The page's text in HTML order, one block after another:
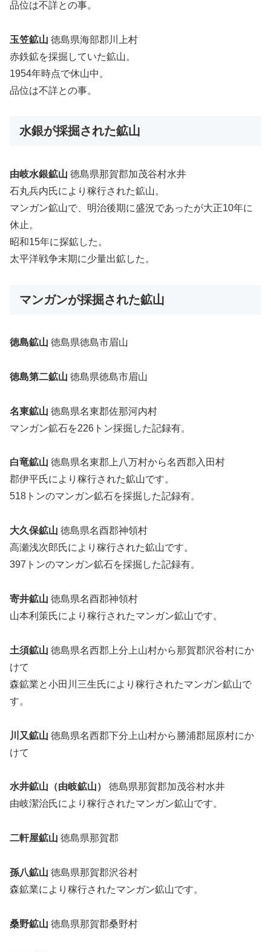
品位は不詳との事。
玉笠鉱山 徳島県海部郡川上村
赤鉄鉱を採掘していた鉱山。
1954年時点で休山中。
品位は不詳との事。
水銀が採掘された鉱山
由岐水銀鉱山 徳島県那賀郡加茂谷村水井
石丸兵内氏により稼行された鉱山。
マンガン鉱山で、明治後期に盛況であったが大正10年に
休止。
昭和15年に探鉱した。
太平洋戦争末期に少量出鉱した。
マンガンが採掘された鉱山
徳島鉱山 徳島県徳島市眉山
徳島第二鉱山 徳島県徳島市眉山
名東鉱山 徳島県名東郡佐那河内村
マンガン鉱石を226トン採掘した記録有。
白竜鉱山 徳島県名東郡上八万村から名西郡入田村
郡伊平氏により稼行された鉱山です。
518トンのマンガン鉱石を採掘した記録有。
大久保鉱山 徳島県名酉郡神領村
高瀬浅次郎氏により稼行された鉱山です。
397トンのマンガン鉱石を採掘した記録有。
寄井鉱山 徳島県名酉郡神領村
山本利策氏により稼行されたマンガン鉱山です。
土須鉱山 徳島県名西郡上分上山村から那賀郡沢谷村にか
けて
森鉱業と小田川三生氏により稼行されたマンガン鉱山で
す。
川又鉱山 徳島県名西郡下分上山村から勝浦郡屈原村にか
けて
水井鉱山（由岐鉱山）
徳島県那賀郡加茂谷村水井
由岐潔治氏により稼行されたマンガン鉱山です。
二軒屋鉱山 徳島県那賀郡
孫八鉱山 徳島県那賀郡沢谷村
森鉱業により稼行されたマンガン鉱山です。
桑野鉱山 徳島県那賀郡桑野村